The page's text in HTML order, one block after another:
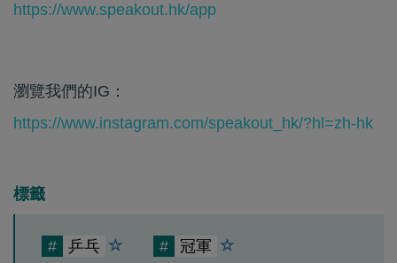
https://www.speakout.hk/app
瀏覽我們的IG：
https://www.instagram.com/speakout_hk/?hl=zh-hk
標籤
# 乒乓 # 冠軍